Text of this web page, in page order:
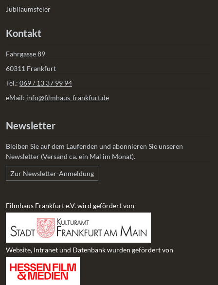
Jubiläumsfeier
Kontakt
Fahrgasse 89
60311 Frankfurt
Tel.: 069 / 13 37 99 94
eMail: info@filmhaus-frankfurt.de
Newsletter
Bleiben Sie auf dem Laufenden und abonnieren Sie unseren
Newsletter (Versand ca. ein Mal im Monat).
Zur Newsletter-Anmeldung
Filmhaus Frankfurt e.V. wird gefördert von
Website, Intranet und Datenbank wurden gefördert von